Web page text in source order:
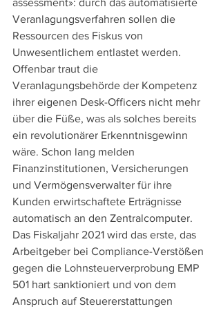
assessment»: durch das automatisierte
Veranlagungsverfahren sollen die
Ressourcen des Fiskus von
Unwesentlichem entlastet werden.
Offenbar traut die
Veranlagungsbehörde der Kompetenz
ihrer eigenen Desk-Officers nicht mehr
über die Füße, was als solches bereits
ein revolutionärer Erkenntnisgewinn
wäre. Schon lang melden
Finanzinstitutionen, Versicherungen
und Vermögensverwalter für ihre
Kunden erwirtschaftete Erträgnisse
automatisch an den Zentralcomputer.
Das Fiskaljahr 2021 wird das erste, das
Arbeitgeber bei Compliance-Verstößen
gegen die Lohnsteuerverprobung EMP
501 hart sanktioniert und von dem
Anspruch auf Steuererstattungen